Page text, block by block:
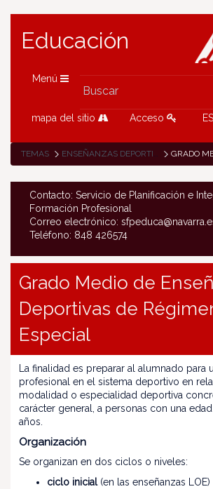
Educación
Menú
mapa del sitio Acceso ES
TEMAS ENSEÑANZAS DEPORTIVAS DE RÉGIMEN ESPECIAL GRADO
Contacto: Servicio de Planificación e
Formación Profesional
Correo electrónico:
Teléfono: 848 426574
Grado Medio de
Deportivas de
Especial
La finalidad es preparar al alumnado para
profesional en el sistema deportivo en
modalidad o especialidad deportiva
carácter general, a personas con una
años.
Organización
Se organizan en dos ciclos o niveles:
ciclo inicial(en las enseñanzas LOE)